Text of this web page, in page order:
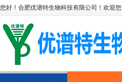
您好！合肥优谱特生物科技有限公司！欢迎您